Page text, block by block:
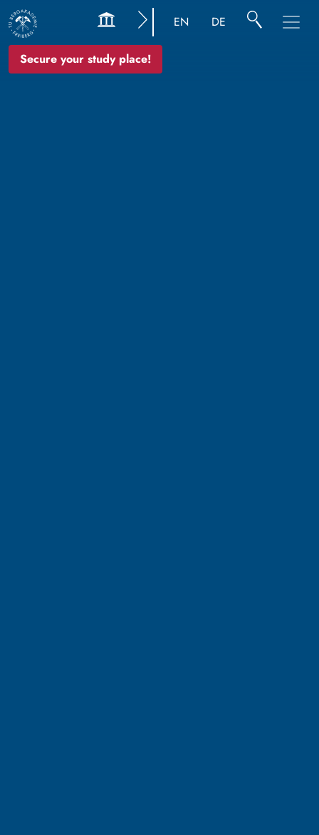
Secure your study place!
EN DE